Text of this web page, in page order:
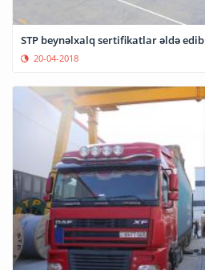
STP beynəlxalq sertifikatlar əldə edib
20-04-2018